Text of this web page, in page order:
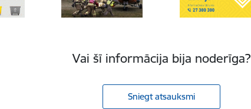
Vai šī informācija bija noderīga?
Sniegt atsauksmi